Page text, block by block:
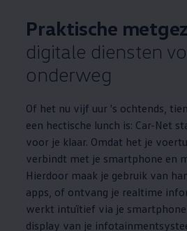
Praktische
digitale diensten
onderweg
Of het nu vijf uur 's ochtends,
een hectische lunch is: Car-Net
voor je klaar. Omdat het je
verbindt met je smartphone en
Hierdoor maak je gebruik van
apps, of ontvang je realtime
werkt intuïtief via je
display van je